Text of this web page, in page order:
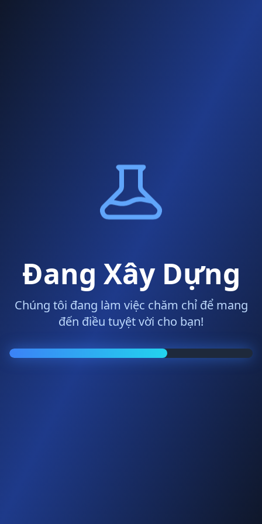
Đang Xây Dựng
Chúng tôi đang làm việc chăm chỉ để mang
đến điều tuyệt vời cho bạn!